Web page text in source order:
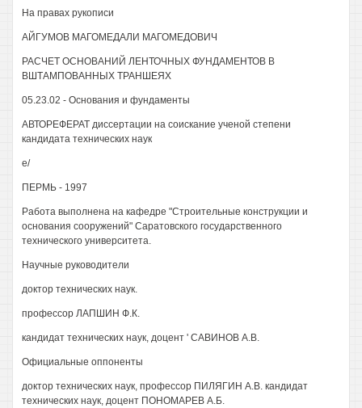
На правах рукописи
АЙГУМОВ МАГОМЕДАЛИ МАГОМЕДОВИЧ
РАСЧЕТ ОСНОВАНИЙ ЛЕНТОЧНЫХ ФУНДАМЕНТОВ В
ВШТАМПОВАННЫХ ТРАНШЕЯХ
05.23.02 - Основания и фундаменты
АВТОРЕФЕРАТ диссертации на соискание ученой степени
кандидата технических наук
е/
ПЕРМЬ - 1997
Работа выполнена на кафедре "Строительные конструкции и
основания сооружений" Саратовского государственного
технического университета.
Научные руководители
доктор технических наук.
профессор ЛАПШИН Ф.К.
кандидат технических наук, доцент ' САВИНОВ A.B.
Официальные оппоненты
доктор технических наук, профессор ПИЛЯГИН A.B. кандидат
технических наук, доцент ПОНОМАРЕВ А.Б.